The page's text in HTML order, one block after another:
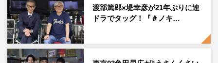
画」など、さまざまな形の“スーパープレー”の瞬間。次か
ら次へと登場する衝撃動画に、スタジオのコメンテーター
陣も「ええっ？」「こんなことある？」と驚いたり笑った
りとさまざまなリアクションを見せる。
渡部篤郎×堤幸彦が21年ぶりに連
ドラでタッグ！『＃ノキ…